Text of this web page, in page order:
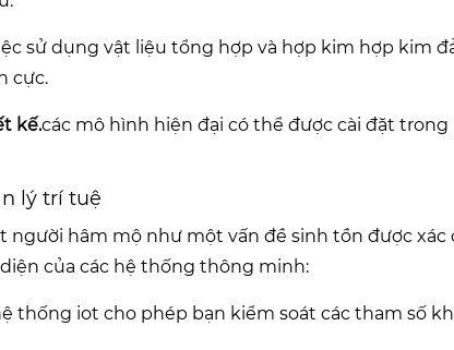
sử dụng vật liệu tổng hợp và hợp kim hợp kim
cực.
kế.các mô hình hiện đại có thể được cài đặt
lý trí tuệ
người hâm mộ như một vấn đề sinh tồn được
của các hệ thống thông minh:
thống iot cho phép bạn kiểm soát các tham số